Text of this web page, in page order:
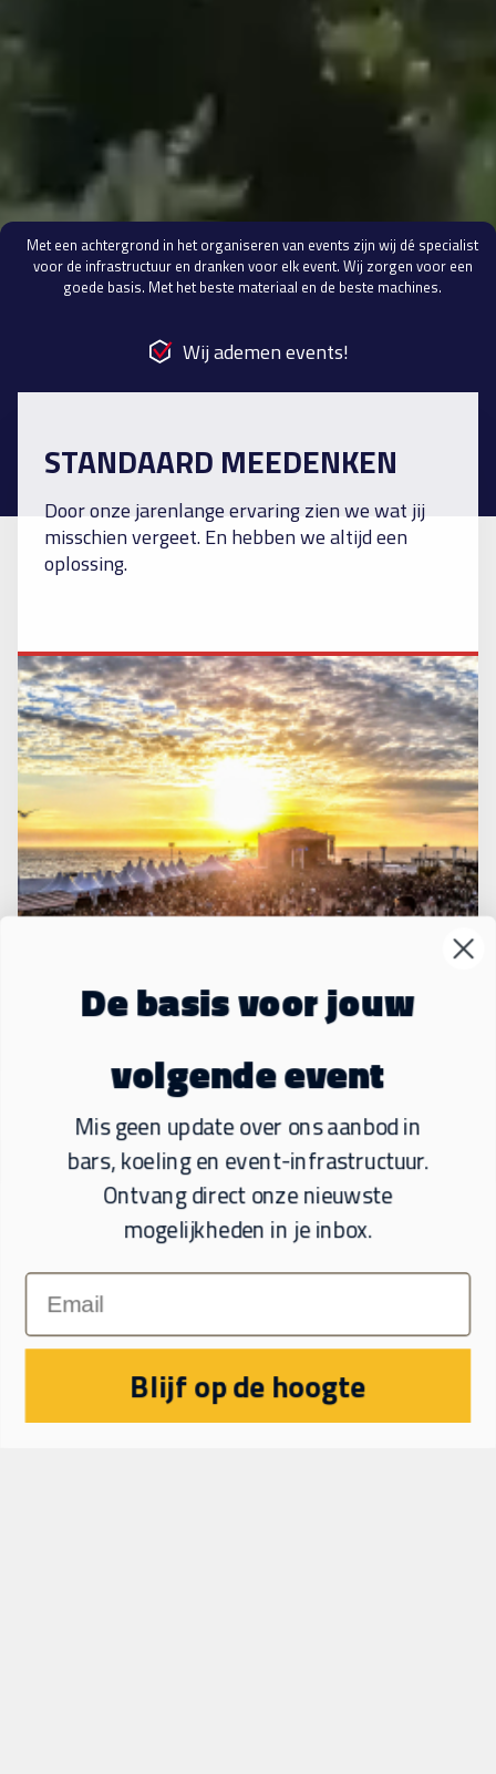
Met een achtergrond in het organiseren van events zijn wij dé specialist
voor de infrastructuur en dranken voor elk event. Wij zorgen voor een
goede basis. Met het beste materiaal en de beste machines.
Wij ademen events!
STANDAARD MEEDENKEN
Door onze jarenlange ervaring zien we wat jij
misschien vergeet. En hebben we altijd een
oplossing.
EVENTS ONLY
Al ons materieel wordt uitsluitend ingezet op
events. Dus geen hekken waar de stuc nog op
De basis voor jouw
volgende event
Mis geen update over ons aanbod in
bars, koeling en event-infrastructuur.
Ontvang direct onze nieuwste
mogelijkheden in je inbox.
E-mailadres
Blijf op de hoogte